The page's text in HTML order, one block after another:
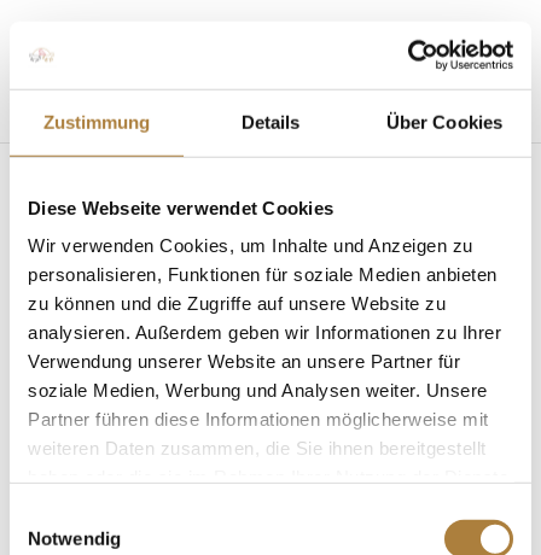
Zustimmung Details Über Cookies
Diese Webseite verwendet Cookies
Wir verwenden Cookies, um Inhalte und Anzeigen zu
personalisieren, Funktionen für soziale Medien anbieten
zu können und die Zugriffe auf unsere Website zu
analysieren. Außerdem geben wir Informationen zu Ihrer
Verwendung unserer Website an unsere Partner für
soziale Medien, Werbung und Analysen weiter. Unsere
Partner führen diese Informationen möglicherweise mit
weiteren Daten zusammen, die Sie ihnen bereitgestellt
Notwendig
Seite wählen
Talentpool: Calvin Böckmann bei Talkrunde in
Aachen zu Gast
von Insa Strothmann 19. Juli 2019 News
Talentpool für Förderpatenschaften
Talentpool-Athlet goes CHIO Aachen. Im Rahmen des
CHIO Aachen war unser Talentpool-Athlet Calvin
Förderung im Sport – gemeinsam mit anderen tollen